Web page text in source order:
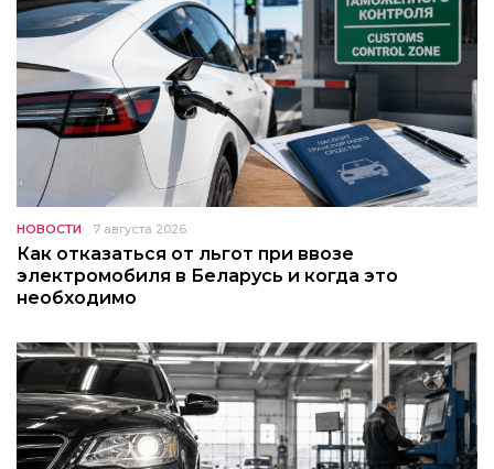
НОВОСТИ 7 августа 2026
Как отказаться от льгот при ввозе
электромобиля в Беларусь и когда это
необходимо